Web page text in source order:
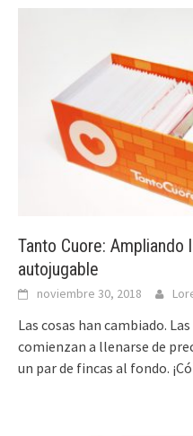
Tanto Cuore: Ampliando
autojugable
noviembre 30, 2018
Las cosas han cambiado.
comienzan a llenarse de
un par de fincas al fondo.